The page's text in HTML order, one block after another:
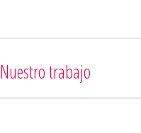
Nuestro trabajo